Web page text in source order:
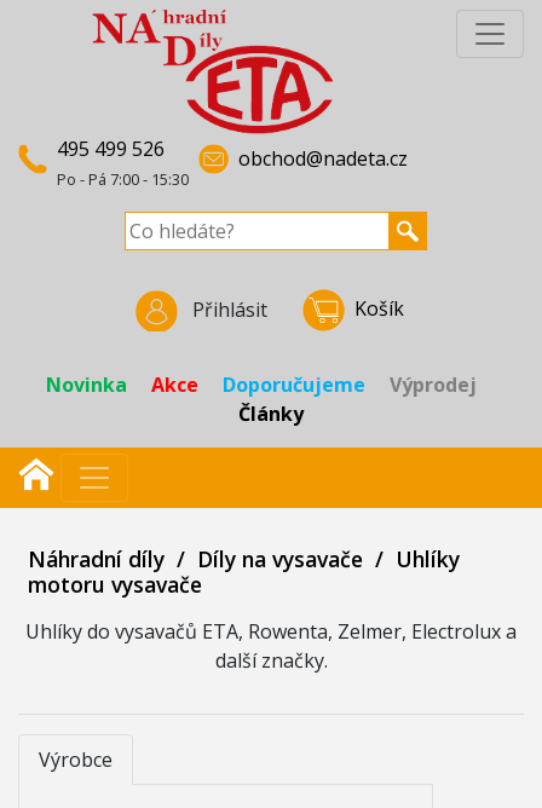
495 499 526
Po - Pá 7:00 - 15:30
obchod@nadeta.cz
Přihlásit Košík
Novinka Akce Doporučujeme
Výprodej
Články
Náhradní díly / Díly na vysavače / Uhlíky
motoru vysavače
Uhlíky do vysavačů ETA, Rowenta, Zelmer, Electrolux a
další značky.
Výrobce